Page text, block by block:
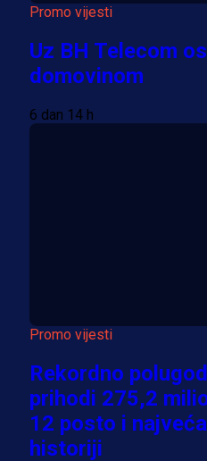
Promo vijesti
Uz BH Telecom
domovinom
6 dan 14 h
Promo vijesti
Rekordno
prihodi 275,2
12 posto i
historiji